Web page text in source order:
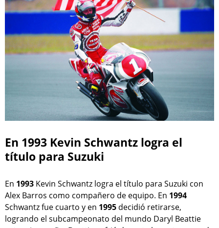
En 1993 Kevin Schwantz logra el
título para Suzuki
En 1993 Kevin Schwantz logra el título para Suzuki con
Alex Barros como compañero de equipo. En 1994
Schwantz fue cuarto y en 1995 decidió retirarse,
logrando el subcampeonato del mundo Daryl Beattie